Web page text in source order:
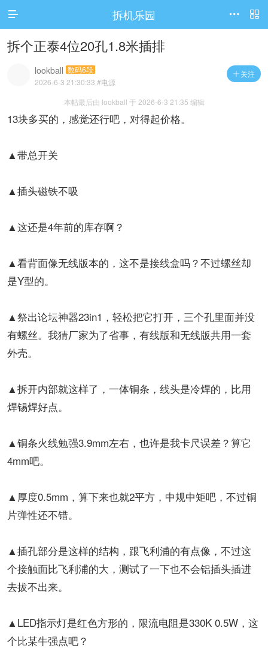
访问电脑版
 拆机乐园 

拆个正泰4位20孔1.8米插排
 关注
lookball 数码6段
2026-6-3 21:30:33 #电源
本帖最后由 lookball 于 2026-6-3 21:35 编辑
13块多买的，感觉还行吧，对得起价格。
▲带总开关
▲插头磁铁不吸
▲这还是4年前的库存啊？
▲看背面像无线版本的，这不是接线盒吗？不过螺丝却
是Y型的。
▲祭出论坛神器23in1，轻松把它打开，三个孔里面并没
有螺丝。我猜厂家为了省事，有线版和无线版共用一套
外壳。
▲拆开内部就这样了，一体铜条，线头是冷焊的，比用
焊锡焊好点。
▲铜条火线勉强3.9mm左右，也许是我卡尺误差？算它
4mm吧。
▲厚度0.5mm，算下来也就2平方，中规中矩吧，不过铜
片弹性还不错。
▲插孔部分是这样的结构，跟飞利浦的有点像，不过这
个接触面比飞利浦的大，测试了一下也不会铝插头插进
去拔不出来。
▲LED指示灯是红色方形的，限流电阻是330K 0.5W，这
个比某牛强点吧？